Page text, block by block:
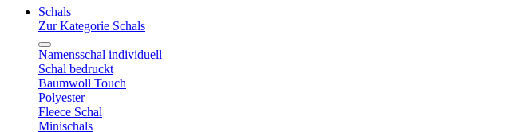
Schals
Zur Kategorie Schals
Namensschal individuell
Schal bedruckt
Baumwoll Touch
Polyester
Fleece Schal
Minischals